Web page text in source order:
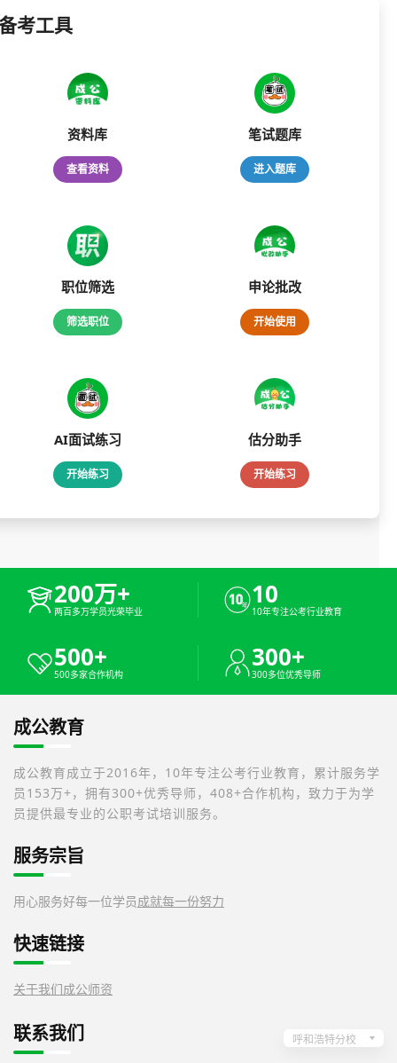
考工具
资料库
查看资料
笔试题库
进入题库
职位筛选
筛选职位
申论批改
开始使用
AI面试练习
开始练习
估分助手
开始练习
200万+
两百多万学员光荣毕业
10
10年专注公考行业教育
500+
500多家合作机构
300+
300多位优秀导师
成公教育
成公教育成立于2016年，10年专注公考行业教育，累计服务学
员153万+，拥有300+优秀导师，408+合作机构，致力于为学
员提供最专业的公职考试培训服务。
服务宗旨
用心服务好每一位学员成就每一份努力
快速链接
关于我们成公师资
联系我们 呼和浩特分校